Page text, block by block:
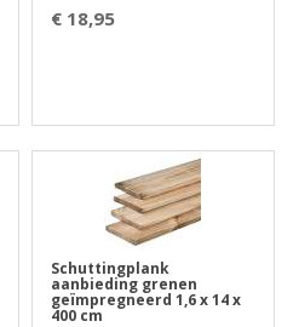
€ 18,95
Schuttingplank
aanbieding grenen
geïmpregneerd 1,6 x 14 x
400 cm